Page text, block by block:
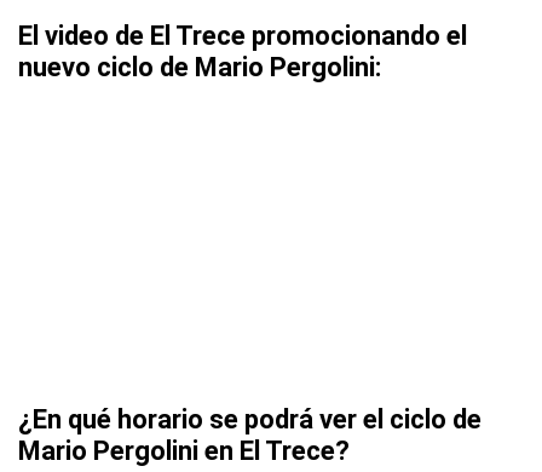
El video de El Trece promocionando el
nuevo ciclo de Mario Pergolini:
¿En qué horario se podrá ver el ciclo de
Mario Pergolini en El Trece?